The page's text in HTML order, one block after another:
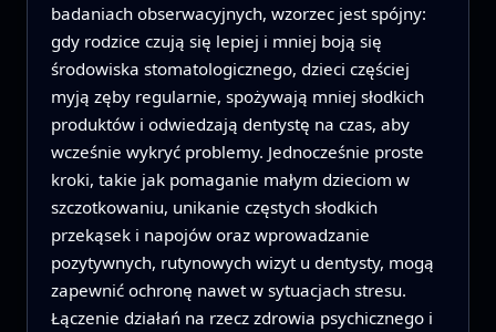
badaniach obserwacyjnych, wzorzec jest spójny:
gdy rodzice czują się lepiej i mniej boją się
środowiska stomatologicznego, dzieci częściej
myją zęby regularnie, spożywają mniej słodkich
produktów i odwiedzają dentystę na czas, aby
wcześnie wykryć problemy. Jednocześnie proste
kroki, takie jak pomaganie małym dzieciom w
szczotkowaniu, unikanie częstych słodkich
przekąsek i napojów oraz wprowadzanie
pozytywnych, rutynowych wizyt u dentysty, mogą
zapewnić ochronę nawet w sytuacjach stresu.
Łączenie działań na rzecz zdrowia psychicznego i